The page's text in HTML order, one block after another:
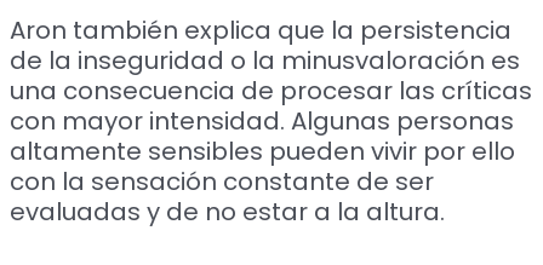
Aron también explica que la persistencia
de la inseguridad o la minusvaloración es
una consecuencia de procesar las críticas
con mayor intensidad. Algunas personas
altamente sensibles pueden vivir por ello
con la sensación constante de ser
evaluadas y de no estar a la altura.